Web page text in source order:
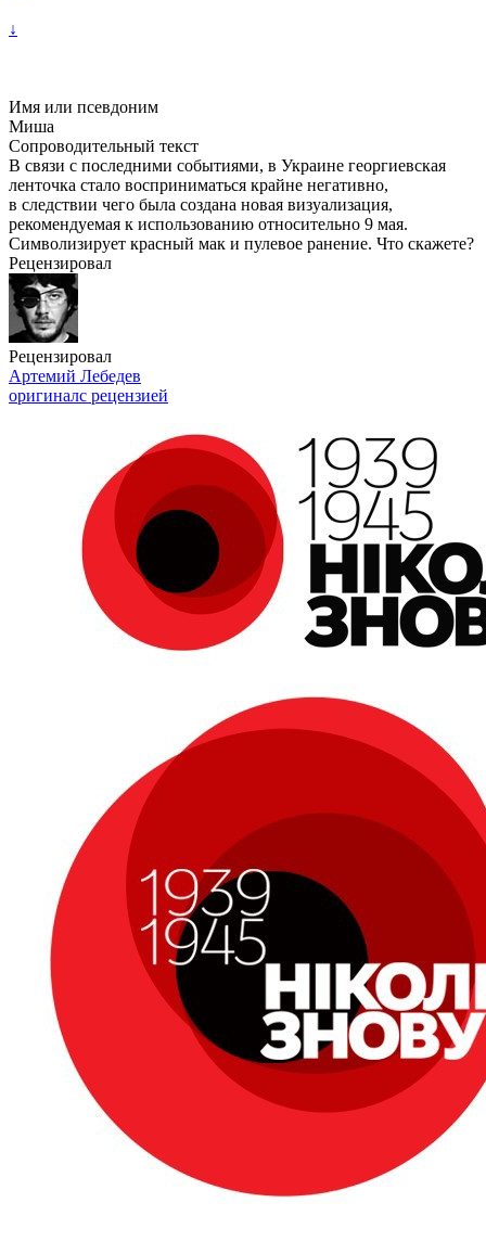
↓
Имя или псевдоним
Миша
Сопроводительный текст
В связи с последними событиями, в Украине георгиевская
ленточка стало восприниматься крайне негативно,
в следствии чего была создана новая визуализация,
рекомендуемая к использованию относительно 9 мая.
Символизирует красный мак и пулевое ранение. Что скажете?
Рецензировал
Рецензировал
Артемий Лебедев
оригиналс рецензией